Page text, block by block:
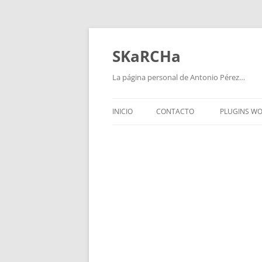
Saltar
SKaRCHa
La página personal de Antonio Pérez…
INICIO CONTACTO PLUGINS